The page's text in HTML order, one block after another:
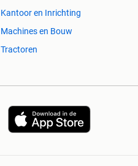
Kantoor en Inrichting
Machines en Bouw
Tractoren